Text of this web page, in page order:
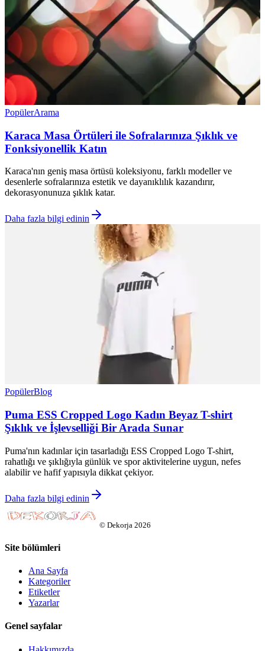
PopülerArama
Karaca Masa Örtüleri ile Sofralarınıza Şıklık ve
Fonksiyonellik Katın
Karaca'nın geniş masa örtüsü koleksiyonu, farklı modeller ve
desenlerle sofralarınıza estetik ve dayanıklılık kazandırır,
dekorasyonunuza şıklık katar.
Daha fazla bilgi edinin
PopülerBlog
Puma ESS Cropped Logo Kadın Beyaz T-shirt
Şıklık ve İşlevselliği Bir Arada Sunar
Puma'nın kadınlar için tasarladığı ESS Cropped Logo T-shirt,
rahatlığı ve şıklığıyla günlük ve spor aktivitelerine uygun, nefes
alabilir ve hafif yapısıyla dikkat çekiyor.
Daha fazla bilgi edinin
© Dekorja 2026
Site bölümleri
Ana Sayfa
Kategoriler
Etiketler
Yazarlar
Genel sayfalar